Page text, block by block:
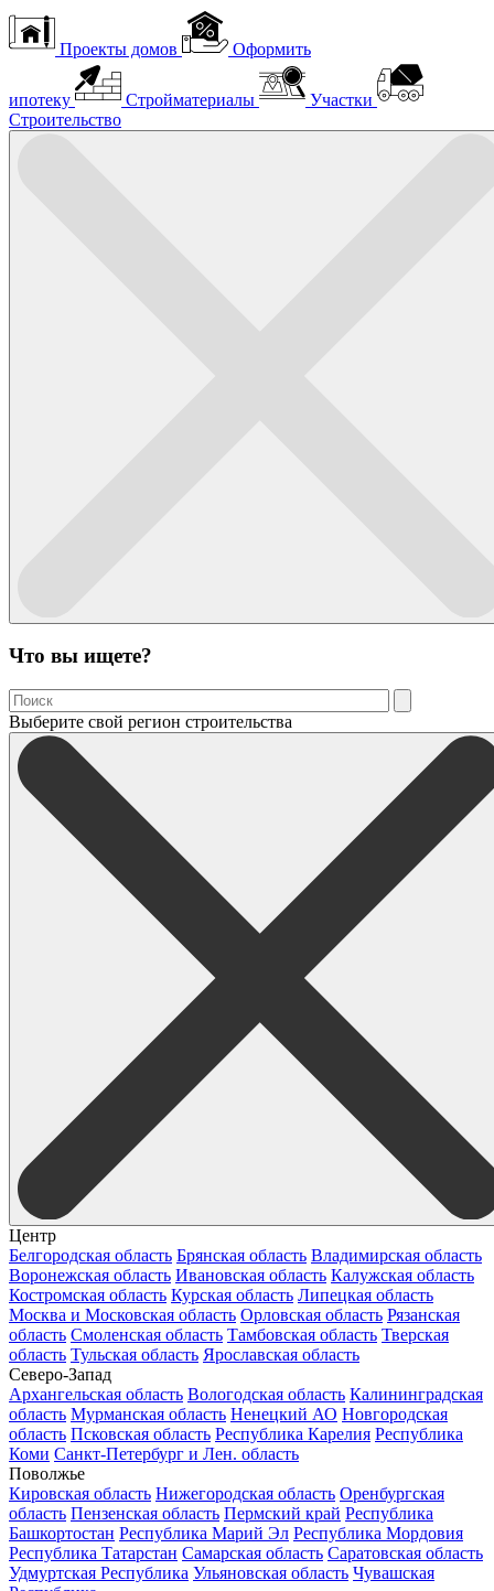
Проекты домов Оформить
ипотеку Стройматериалы
Участки
Строительство
Что вы ищете?
Выберите свой регион строительства
Центр
Белгородская область Брянская область Владимирская область
Воронежская область Ивановская область Калужская область
Костромская область Курская область Липецкая область
Москва и Московская область Орловская область Рязанская
область Смоленская область Тамбовская область Тверская
область Тульская область Ярославская область
Северо-Запад
Архангельская область Вологодская область Калининградская
область Мурманская область Ненецкий АО Новгородская
область Псковская область Республика Карелия Республика
Коми Санкт-Петербург и Лен. область
Поволжье
Кировская область Нижегородская область Оренбургская
область Пензенская область Пермский край Республика
Башкортостан Республика Марий Эл Республика Мордовия
Республика Татарстан Самарская область Саратовская область
Удмуртская Республика Ульяновская область Чувашская